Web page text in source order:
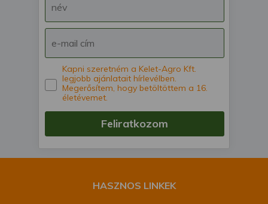
Kapni szeretném a Kelet-Agro Kft.
legjobb ajánlatait hírlevélben.
Megerősítem, hogy betöltöttem a 16.
életévemet.
Feliratkozom
HASZNOS LINKEK